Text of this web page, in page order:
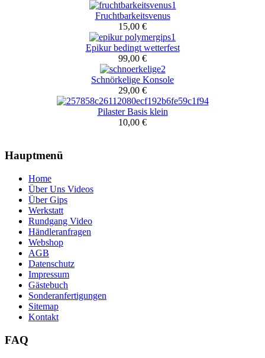
Fruchtbarkeitsvenus
15,00 €
Epikur bedingt wetterfest
99,00 €
Schnörkelige Konsole
29,00 €
Pilaster Basis klein
10,00 €
Hauptmenü
Home
Über Uns Videos
Über Gips
Werkstatt
Rundgang Video
Händleranfragen
Webshop
AGB
Datenschutz
Impressum
Gästebuch
Sonderanfertigungen
Sitemap
Kontakt
FAQ